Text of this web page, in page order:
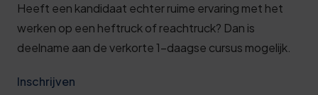
Heeft een kandidaat echter ruime ervaring met het
werken op een heftruck of reachtruck? Dan is
deelname aan de verkorte 1-daagse cursus mogelijk.
Inschrijven